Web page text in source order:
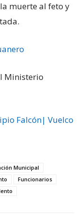
muerte al feto y
Ministerio
Falcón| Vuelco
Municipal
Funcionarios